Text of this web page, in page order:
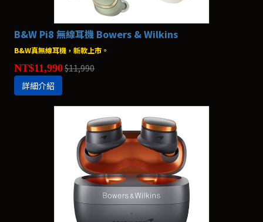
B&W Pi8 無線耳機 Bowers & Wilkins
B&W真無線耳機，新款上市。
NT$11,990$11,990
詳細介紹